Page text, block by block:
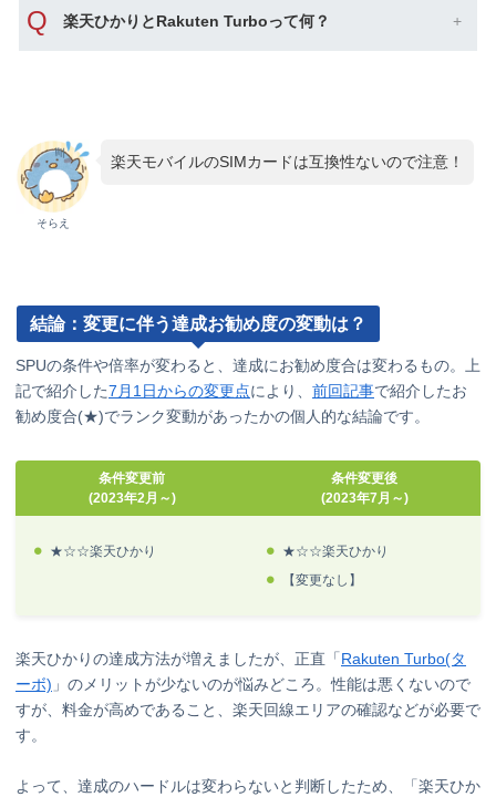
Q 楽天ひかりとRakuten Turboって何？
そらえ
楽天モバイルのSIMカードは互換性ないので注意！
結論：変更に伴う達成お勧め度の変動は？
SPUの条件や倍率が変わると、達成にお勧め度合は変わるもの。上
記で紹介した7月1日からの変更点により、 前回記事で紹介したお
勧め度合(★)でランク変動があったかの個人的な結論です。
条件変更前
(2023年2月～)
条件変更後
(2023年7月～)
★☆☆楽天ひかり
★☆☆楽天ひかり
【変更なし】
楽天ひかりの達成方法が増えましたが、正直「Rakuten Turbo(タ
ーボ) 」のメリットが少ないのが悩みどころ。性能は悪くないので
すが、料金が高めであること、楽天回線エリアの確認などが必要で
す。
よって、達成のハードルは変わらないと判断したため、「楽天ひか